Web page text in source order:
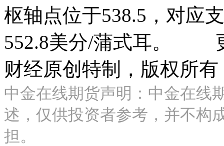
枢轴点位于538.5，对应
552.8美分/蒲式耳。
财经原创特制，版权所
中金在线期货声明：中金在线
述，仅供投资者参考，并不构
担。